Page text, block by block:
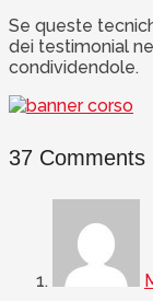
Se queste
dei testimonial
condividendole.
37 Comments